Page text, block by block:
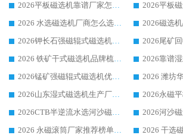
2026平板磁选机靠谱厂家怎么选？华体会手机网页版-华体会(中国) 凭硬实力甄选合作品牌
2026 水选磁选机厂商怎么选 潍坊华体会手机网页版-华体会(中国) 技术实力强
2026钾长石强磁辊式磁选机厂家推荐_华体会手机网页版-华体会(中国) 强磁磁选机价格
2026 铁矿干式磁选机品牌梳理 华体会手机网页版-华体会(中国) 厂家甄选要点
2026锰矿强磁辊式磁选机优选品牌_华体会手机网页版-华体会(中国) 专业厂家值得选择
2026山东湿式磁选机生产厂家推荐：华体会手机网页版-华体会(中国) ，深耕磁电领域十余载
2026CTB半逆流水选河沙磁选机哪家好_华体会手机网页版-华体会(中国) _值得信赖
2026 永磁滚筒厂家推荐榜单：技术与实力双驱，华体会手机网页版-华体会(中国) 表现突出